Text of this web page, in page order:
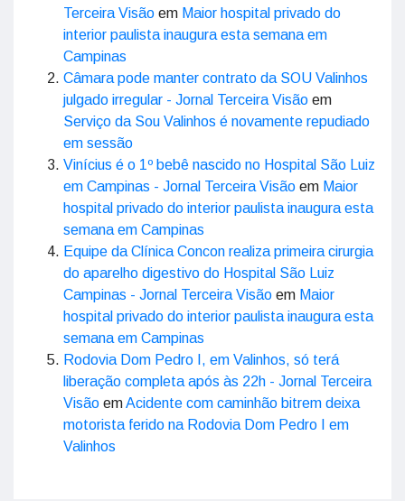
Terceira Visão em Maior hospital privado do
interior paulista inaugura esta semana em
Campinas
Câmara pode manter contrato da SOU Valinhos
julgado irregular - Jornal Terceira Visão em
Serviço da Sou Valinhos é novamente repudiado
em sessão
Vinícius é o 1º bebê nascido no Hospital São Luiz
em Campinas - Jornal Terceira Visão em Maior
hospital privado do interior paulista inaugura esta
semana em Campinas
Equipe da Clínica Concon realiza primeira cirurgia
do aparelho digestivo do Hospital São Luiz
Campinas - Jornal Terceira Visão em Maior
hospital privado do interior paulista inaugura esta
semana em Campinas
Rodovia Dom Pedro I, em Valinhos, só terá
liberação completa após às 22h - Jornal Terceira
Visão emAcidente com caminhão bitrem deixa
motorista ferido na Rodovia Dom Pedro I em
Valinhos